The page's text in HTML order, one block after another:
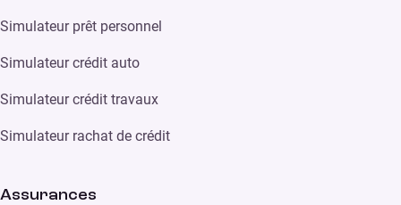
Simulateur prêt personnel
Simulateur crédit auto
Simulateur crédit travaux
Simulateur rachat de crédit
Assurances